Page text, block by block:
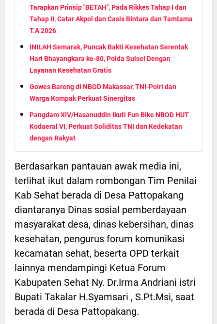
Tarapkan Prinsip "BETAH", Pada Rikkes Tahap I dan
Tahap II, Catar Akpol dan Casis Bintara dan Tamtama
T.A 2026
INILAH Semarak, Puncak Bakti Kesehatan Serentak
Hari Bhayangkara ke-80, Polda Sulsel Dengan
Layanan Kesehatan Gratis
Gowes Bareng di NBOD Makassar, TNI-Polri dan
Warga Kompak Perkuat Sinergitas
Pangdam XIV/Hasanuddin Ikuti Fun Bike NBOD HUT
Kodaeral VI, Perkuat Soliditas TNI dan Kedekatan
dengan Rakyat
Berdasarkan pantauan awak media ini,
terlihat ikut dalam rombongan Tim Penilai
Kab Sehat berada di Desa Pattopakang
diantaranya Dinas sosial pemberdayaan
masyarakat desa, dinas kebersihan, dinas
kesehatan, pengurus forum komunikasi
kecamatan sehat, beserta OPD terkait
lainnya mendampingi Ketua Forum
Kabupaten Sehat Ny. Dr.Irma Andriani istri
Bupati Takalar H.Syamsari , S.Pt.Msi, saat
berada di Desa Pattopakang.